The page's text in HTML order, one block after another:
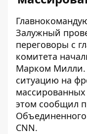
Залужный
переговоры с
комитета
Марком Милли.
ситуацию на
этом сообщил
CNN.